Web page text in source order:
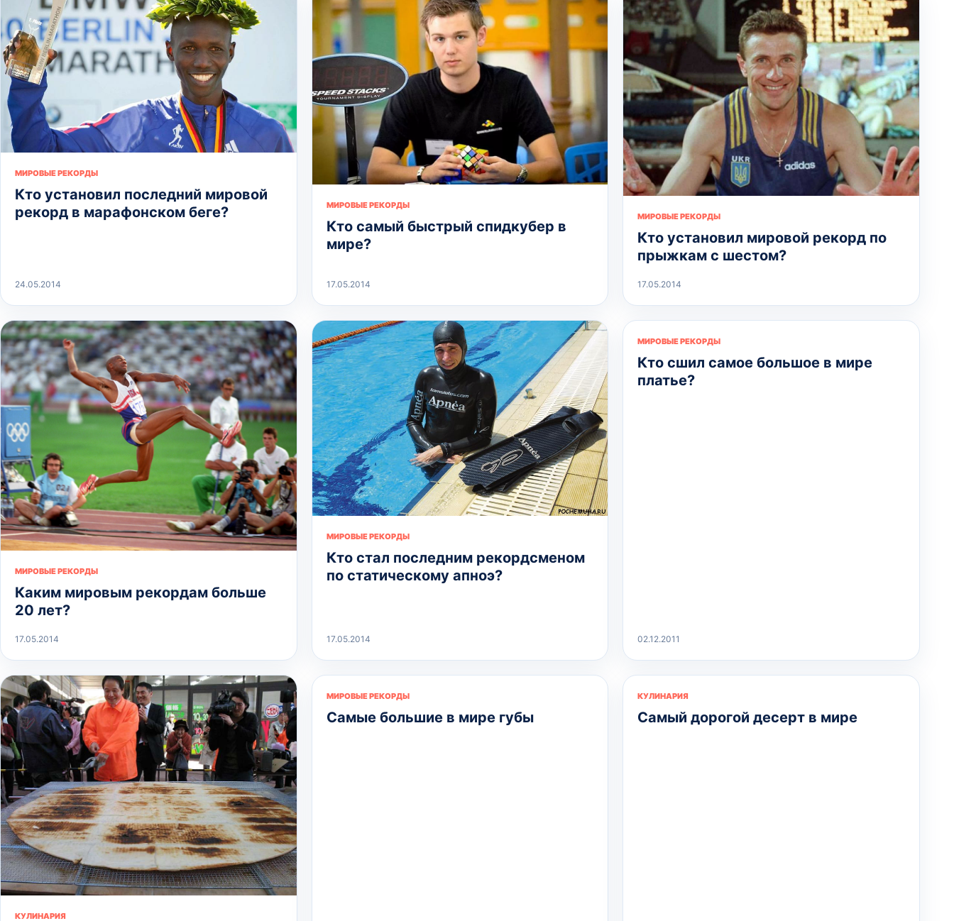
МИРОВЫЕ РЕКОРДЫ
Кто установил последний мировой
рекорд в марафонском беге?
24.05.2014
МИРОВЫЕ РЕКОРДЫ
Кто самый быстрый спидкубер в
мире?
17.05.2014
МИРОВЫЕ РЕКОРДЫ
Кто установил мировой рекорд по
прыжкам с шестом?
17.05.2014
МИРОВЫЕ РЕКОРДЫ
Каким мировым рекордам больше
20 лет?
17.05.2014
МИРОВЫЕ РЕКОРДЫ
Кто стал последним рекордсменом
по статическому апноэ?
17.05.2014
МИРОВЫЕ РЕКОРДЫ
Кто сшил самое большое в мире
платье?
02.12.2011
КУЛИНАРИЯ
МИРОВЫЕ РЕКОРДЫ
Самые большие в мире губы
КУЛИНАРИЯ
Самый дорогой десерт в мире